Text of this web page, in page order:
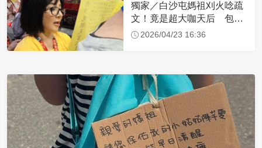
獨家／白沙屯媽祖刈火唸疏
文！竟是超大咖天后 包尿
布忍尿5小時不喊累
2026/04/23 16:36